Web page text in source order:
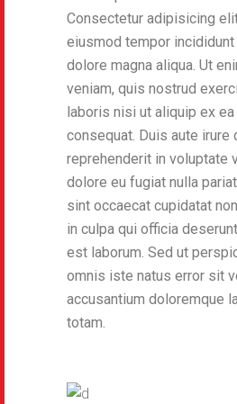
Consectetur adipisicing
eiusmod tempor
dolore magna aliqua. Ut
veniam, quis nostrud
laboris nisi ut aliquip ex
consequat. Duis aute irure
reprehenderit in voluptate
dolore eu fugiat nulla
sint occaecat cupidatat
in culpa qui officia
est laborum. Sed ut
omnis iste natus error sit
accusantium doloremque
totam.